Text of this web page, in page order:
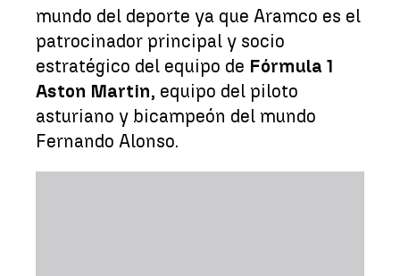
mundo del deporte ya que Aramco es el
patrocinador principal y socio
estratégico del equipo de Fórmula 1
Aston Martin, equipo del piloto
asturiano y bicampeón del mundo
Fernando Alonso.